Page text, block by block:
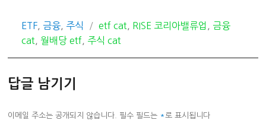
카
테
ETF, 금융, 주식
태
그
etf cat, RISE 코리아밸류업 , 금융
cat, 월배당 etf, 주식 cat
답글 남기기
이메일 주소는 공개되지 않습니다. 필수 필드는 *로 표시됩니다